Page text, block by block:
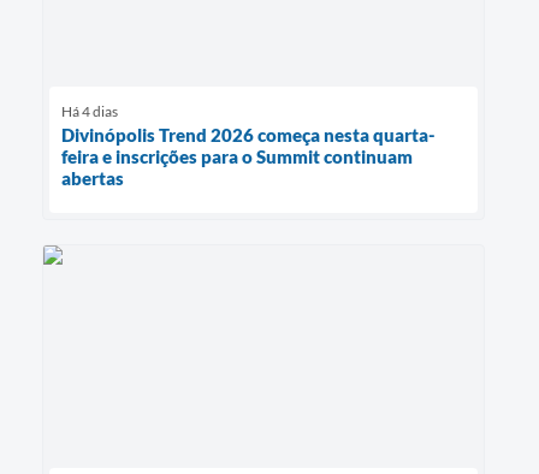
Há 4 dias
Divinópolis Trend 2026 começa nesta quarta-
feira e inscrições para o Summit continuam
abertas